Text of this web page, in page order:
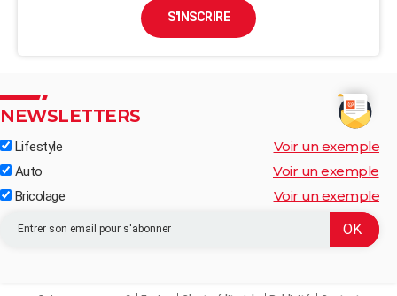
S'INSCRIRE
NEWSLETTERS
Lifestyle Voir un exemple
Auto Voir un exemple
Bricolage Voir un exemple